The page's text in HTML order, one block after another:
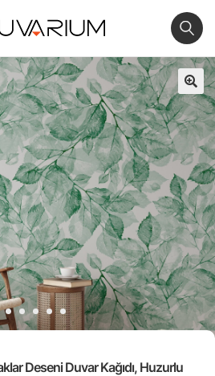
🔍
Deseni Duvar Kağıdı, Huzurlu